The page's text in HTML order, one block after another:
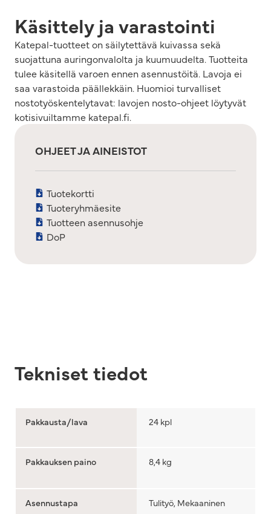
OHJEET JA AINEISTOT
Tuotekortti
Tuoteryhmäesite
Tuotteen asennusohje
DoP
Käsittely ja varastointi
Katepal-tuotteet on säilytettävä kuivassa sekä
suojattuna auringonvalolta ja kuumuudelta. Tuotteita
tulee käsitellä varoen ennen asennustöitä. Lavoja ei
saa varastoida päällekkäin. Huomioi turvalliset
nostotyöskentelytavat: lavojen nosto-ohjeet löytyvät
kotisivuiltamme katepal.fi.
Tekniset tiedot
Pakkausta/lava 24 kpl
Pakkauksen paino 8,4 kg
Asennustapa
Tulityö, Mekaaninen